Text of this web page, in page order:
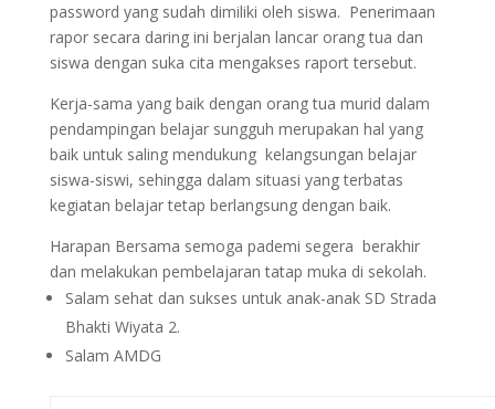
password yang sudah dimiliki oleh siswa. Penerimaan
rapor secara daring ini berjalan lancar orang tua dan
siswa dengan suka cita mengakses raport tersebut.
Kerja-sama yang baik dengan orang tua murid dalam
pendampingan belajar sungguh merupakan hal yang
baik untuk saling mendukung kelangsungan belajar
siswa-siswi, sehingga dalam situasi yang terbatas
kegiatan belajar tetap berlangsung dengan baik.
Harapan Bersama semoga pademi segera berakhir
dan melakukan pembelajaran tatap muka di sekolah.
Salam sehat dan sukses untuk anak-anak SD Strada
Bhakti Wiyata 2.
Salam AMDG